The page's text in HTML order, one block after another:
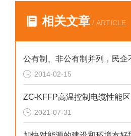
相关文章 / ARTICLE
公有制、非公有制并列，民企
2014-02-15
ZC-KFFP高温控制电缆性能区
2021-07-31